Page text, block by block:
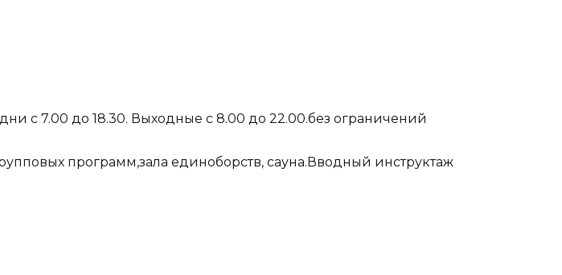
с 7.00 до 18.30. Выходные с 8.00 до 22.00.без ограничений
программ,зала единоборств, сауна.Вводный инструктаж